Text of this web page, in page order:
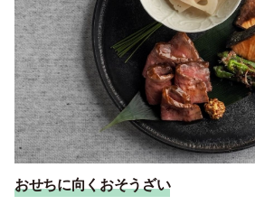
おせちに向くおそうざい